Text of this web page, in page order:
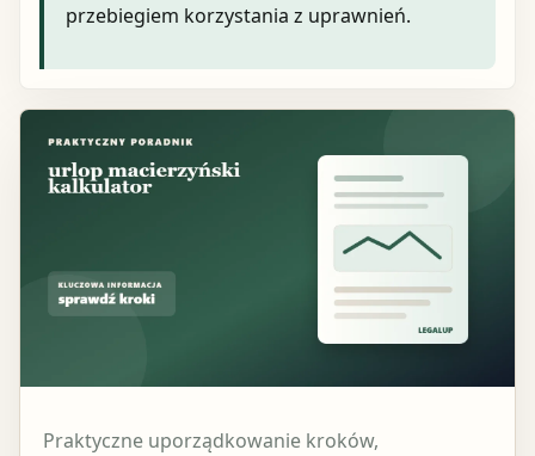
przebiegiem korzystania z uprawnień.
Praktyczne uporządkowanie kroków,